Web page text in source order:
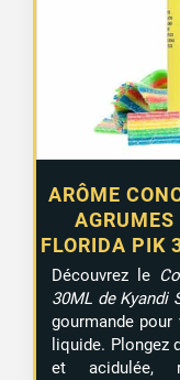
ARÔME
FLORIDA PIK
Découvrez le
30ML de Kyandi
gourmande pour
liquide. Plongez
et acidulée,